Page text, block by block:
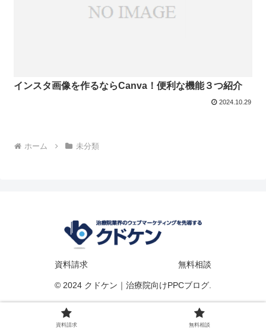
インスタ画像を作るならCanva！便利な機能３つ紹介
2024.10.29
ホーム 未分類
資料請求 無料相談
© 2024 クドケン｜治療院向けPPCブログ.
資料請求 無料相談